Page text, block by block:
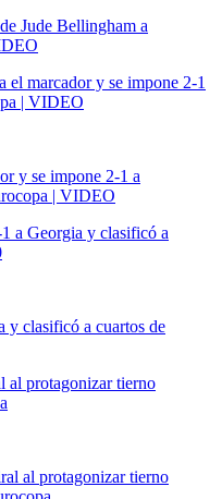
el marcador y se impone 2-1
| VIDEO
a Georgia y clasificó a
al protagonizar tierno